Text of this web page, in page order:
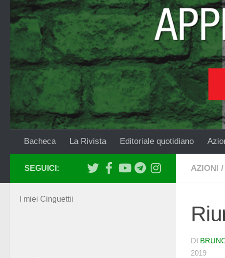
Salta al contenuto
Bacheca La Rivista Editoriale quotidiano
AZIONI /
DI
2019
SEGUICI:
I miei Cinguettii